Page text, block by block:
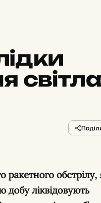
ракетного обстрілу,
добу ліквідовують